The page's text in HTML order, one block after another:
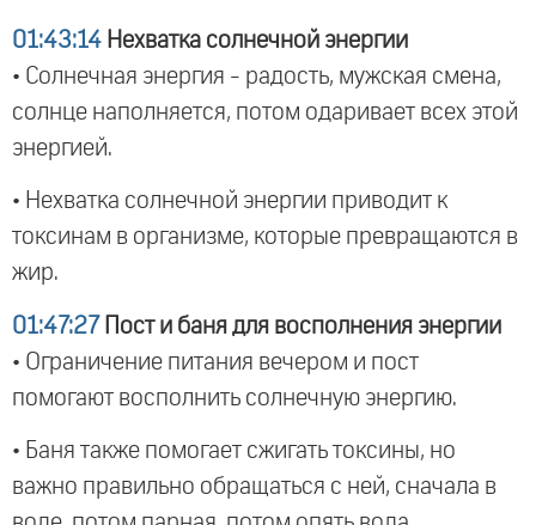
01:43:14 Нехватка солнечной энергии
• Солнечная энергия - радость, мужская смена,
солнце наполняется, потом одаривает всех этой
энергией.
• Нехватка солнечной энергии приводит к
токсинам в организме, которые превращаются в
жир.
01:47:27 Пост и баня для восполнения энергии
• Ограничение питания вечером и пост
помогают восполнить солнечную энергию.
• Баня также помогает сжигать токсины, но
важно правильно обращаться с ней, сначала в